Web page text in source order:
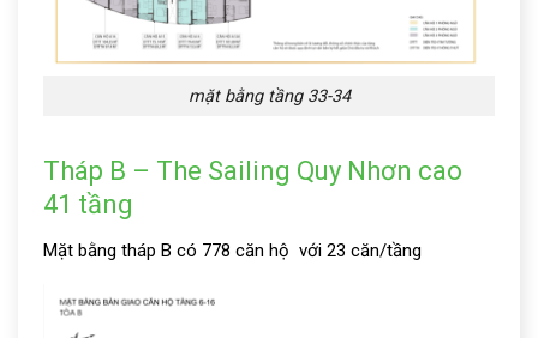
mặt bằng tầng 33-34
Tháp B – The Sailing Quy Nhơn cao
41 tầng
Mặt bằng tháp B có 778 căn hộ với 23 căn/tầng